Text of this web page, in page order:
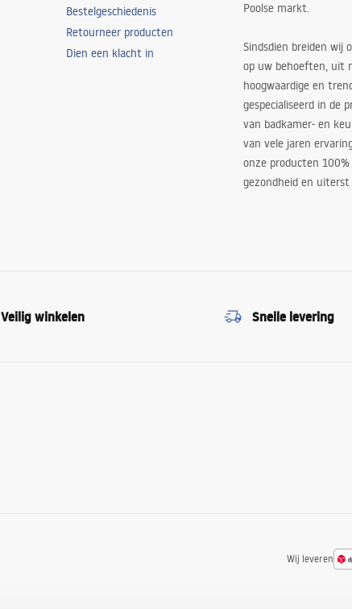
Bestelgeschiedenis
Retourneer producten
Dien een klacht in
Poolse markt.
Sindsdien breiden wij
op uw behoeften, uit
hoogwaardige en
gespecialiseerd in de
van badkamer- en
van vele jaren
onze producten
gezondheid en
Veilig winkelen Snelle levering
Wij leveren